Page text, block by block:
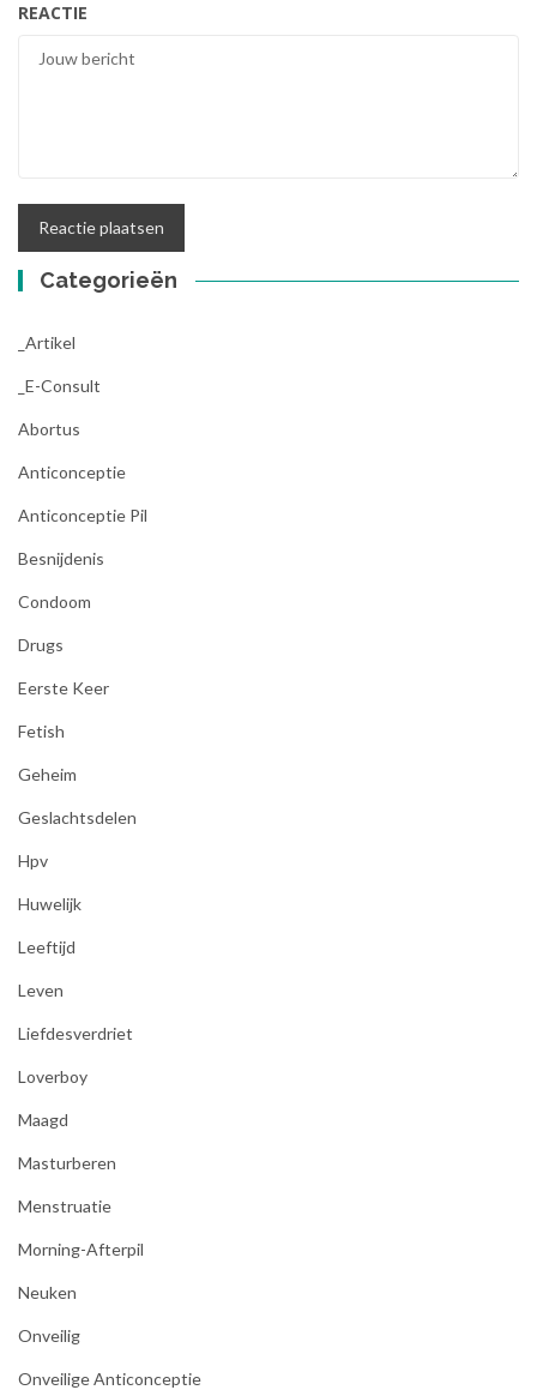
REACTIE
Categorieën
_Artikel
_E-Consult
Abortus
Anticonceptie
Anticonceptie Pil
Besnijdenis
Condoom
Drugs
Eerste Keer
Fetish
Geheim
Geslachtsdelen
Hpv
Huwelijk
Leeftijd
Leven
Liefdesverdriet
Loverboy
Maagd
Masturberen
Menstruatie
Morning-Afterpil
Neuken
Onveilig
Onveilige Anticonceptie